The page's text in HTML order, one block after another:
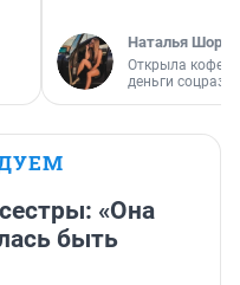
Наталья
Открыла
деньги
«Она
быть